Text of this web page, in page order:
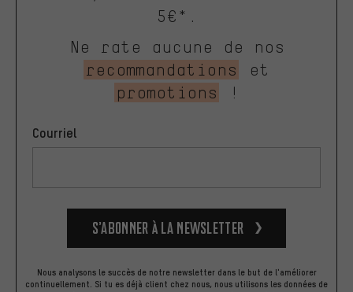
5€*.
Ne rate aucune de nos
recommandations
et
promotions
!
Courriel
S’abonner à la newsletter
Nous analysons le succès de notre newsletter dans le but de l'améliorer
continuellement. Si tu es déjà client chez nous, nous utilisons les données de